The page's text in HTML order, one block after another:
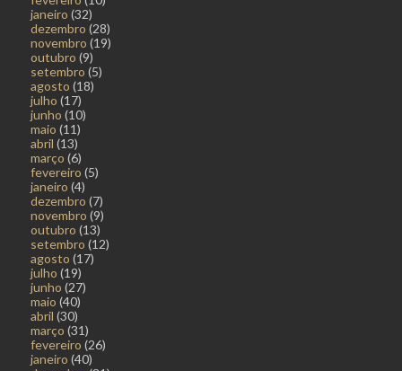
janeiro (32)
dezembro (28)
novembro (19)
outubro (9)
setembro (5)
agosto (18)
julho (17)
junho (10)
maio (11)
abril (13)
março (6)
fevereiro (5)
janeiro (4)
dezembro (7)
novembro (9)
outubro (13)
setembro (12)
agosto (17)
julho (19)
junho (27)
maio (40)
abril (30)
março (31)
fevereiro (26)
janeiro (40)